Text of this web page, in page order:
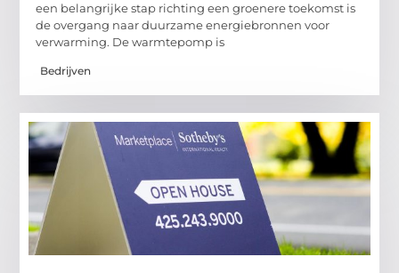
een belangrijke stap richting een groenere toekomst is
de overgang naar duurzame energiebronnen voor
verwarming. De warmtepomp is
Bedrijven